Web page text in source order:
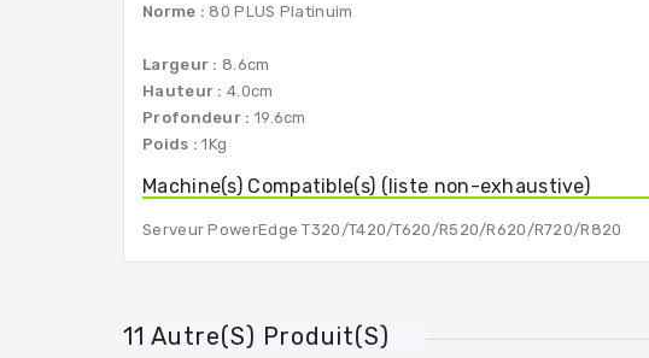
Norme : 80 PLUS Platinuim
Largeur : 8.6cm
Hauteur : 4.0cm
Profondeur : 19.6cm
Poids :1Kg
Machine(s) Compatible(s) (liste non-exhaustive)
Serveur PowerEdge T320/T420/T620/R520/R620/R720/R820
11 Autre(s) Produit(s)